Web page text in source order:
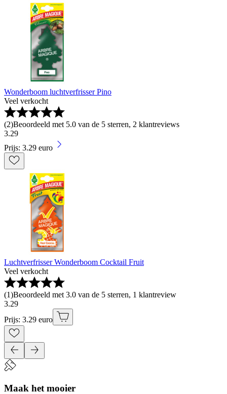
Wonderboom luchtverfrisser Pino
Veel verkocht
(2)Beoordeeld met 5.0 van de 5 sterren, 2 klantreviews
3.29
Prijs: 3.29 euro
Luchtverfrisser Wonderboom Cocktail Fruit
Veel verkocht
(1)Beoordeeld met 3.0 van de 5 sterren, 1 klantreview
3.29
Prijs: 3.29 euro
Maak het mooier